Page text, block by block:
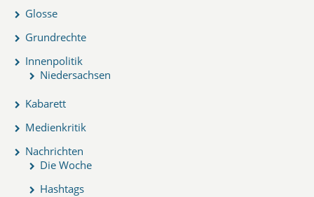
Glosse
Grundrechte
Innenpolitik
Niedersachsen
Kabarett
Medienkritik
Nachrichten
Die Woche
Hashtags